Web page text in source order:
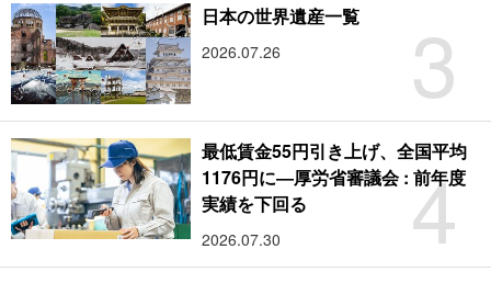
3
日本の世界遺産一覧
2026.07.26
4
最低賃金55円引き上げ、全国平均
1176円に―厚労省審議会 : 前年度
実績を下回る
2026.07.30